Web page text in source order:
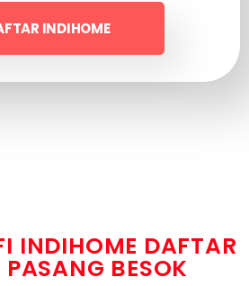
INDIHOME
INDIHOME DAFTAR
BESOK